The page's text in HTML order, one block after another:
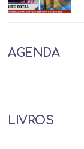
AGENDA
LIVROS